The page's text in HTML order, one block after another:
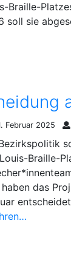
Braille-
soll sie
Februar 2025
Braille-
haben das